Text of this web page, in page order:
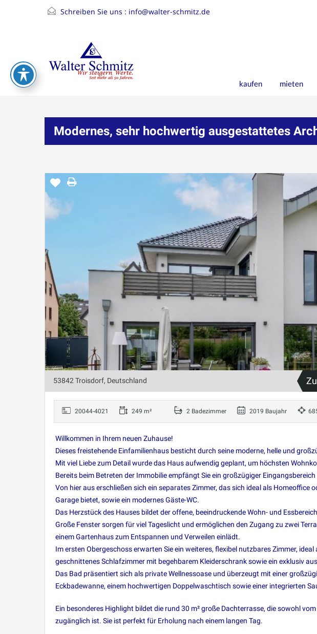
Schreiben Sie uns : info@walter-schmitz.de
kaufen mieten
Modernes, sehr hochwertig ausgestattetes
53842 Troisdorf, Deutschland
20044-4021 249 m² 2 Badezimmer 2019 Baujahr
Willkommen in Ihrem neuen Zuhause!
Dieses freistehende Einfamilienhaus besticht durch seine moderne, helle und
Mit viel Liebe zum Detail wurde das Haus aufwendig geplant, um höchsten
Bereits beim Betreten der Immobilie empfängt Sie ein großzügiger
Von hier aus erschließen sich ein separates Zimmer, das sich ideal als Homeoffice
Garage bietet, sowie ein modernes Gäste-WC.
Das Herzstück des Hauses bildet der offene, beeindruckende Wohn- und
Große Fenster sorgen für viel Tageslicht und ermöglichen den Zugang zu zwei
einem Gartenhaus zum Entspannen und Verweilen einlädt.
Im ersten Obergeschoss erwarten Sie ein weiteres, flexibel nutzbares Zimmer,
geschnittenes Schlafzimmer mit begehbarem Kleiderschrank sowie ein exklusiv
Das Bad präsentiert sich als private Wellnessoase und überzeugt mit einer
Eckbadewanne, einem hochwertigen Doppelwaschtisch sowie einer integrierten
Ein besonderes Highlight bildet die rund 30 m² große Dachterrasse, die sowohl
zugänglich ist. Sie ist perfekt für Erholung nach einem langen Tag.